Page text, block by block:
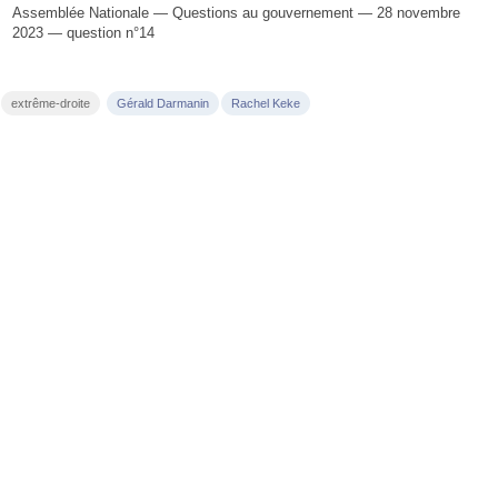
Assemblée Nationale — Questions au gouvernement — 28 novembre
2023 — question n°14
extrême-droite Gérald Darmanin Rachel Keke